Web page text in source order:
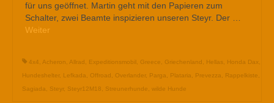
für uns geöffnet. Martin geht mit den Papieren zum
Schalter, zwei Beamte inspizieren unseren Steyr. Der …
Weiter
4x4 Acheron Allrad Expeditionsmobil Greece Griechenland Hellas Honda Dax
Hundeshelter, Lefkada Offroad Overlander, Parga Plataria Prevezza Rappelkiste
Sagiada
Steyr, Steyr12M18 Streunerhunde wilde Hunde